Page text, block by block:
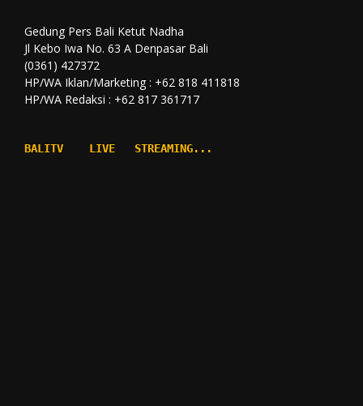
Gedung Pers Bali Ketut Nadha
Jl Kebo Iwa No. 63 A Denpasar Bali
(0361) 427372
HP/WA Iklan/Marketing : +62 818 411818
HP/WA Redaksi : +62 817 361717
BALITV    LIVE   STREAMING...